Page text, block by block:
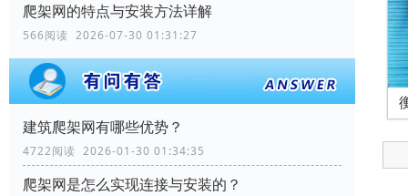
爬架网的特点与安装方法详解
566阅读 2026-07-30 01:31:27
建筑爬架网有哪些优势？
4722阅读 2026-01-30 01:34:35
爬架网是怎么实现连接与安装的？